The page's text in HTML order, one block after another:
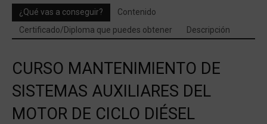
de
Ciclo
Diésel
¿Qué vas a conseguir?
Contenido
Certificado/Diploma que puedes obtener
Descripción
CURSO MANTENIMIENTO DE
SISTEMAS AUXILIARES DEL
MOTOR DE CICLO DIÉSEL